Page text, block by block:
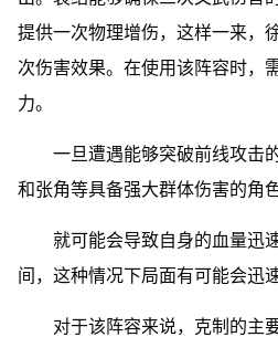
提供一次物理增伤，这样一来，
次伤害效果。在使用该阵容时，
力。
一旦遭遇能够突破前线攻击
和张角等具备强大群体伤害的角色
就可能会导致自身的血量迅
间，这种情况下局面有可能会迅
对于该阵容来说，克制的主